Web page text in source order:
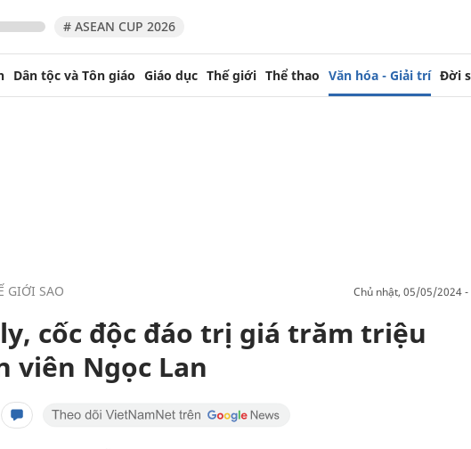
# ASEAN CUP 2026
Dân tộc và Tôn giáo Giáo dục Thế giới Thể thao Văn hóa - Giải trí Đời
GIỚI SAO chủ nhật, 05/05/2024
cốc độc đáo trị giá trăm triệu
viên Ngọc Lan